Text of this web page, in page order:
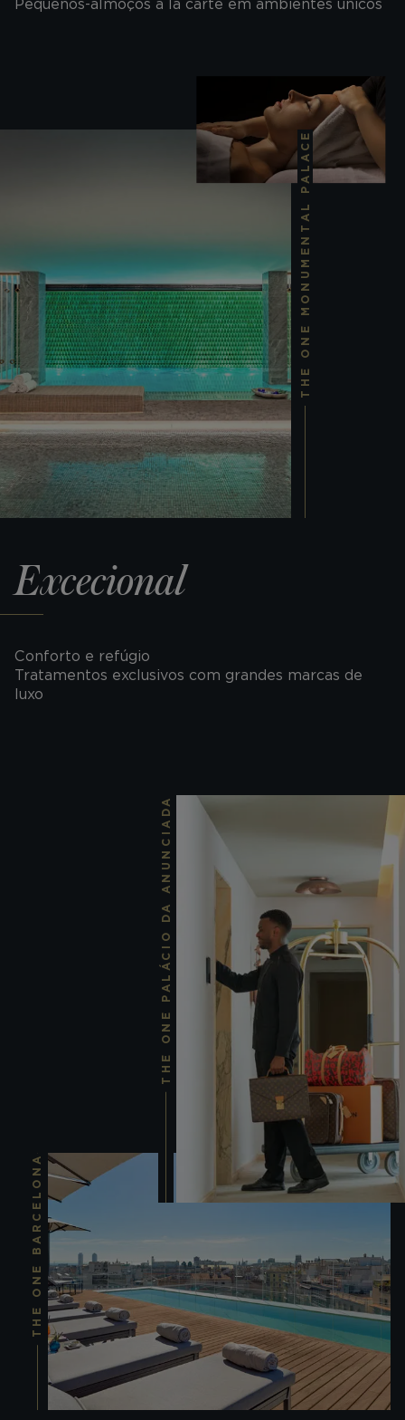
Pequenos-almoços à la carte em ambientes únicos
THE ONE MONUMENTAL PALACE
Excecional
Conforto e refúgio
Tratamentos exclusivos com grandes marcas de
luxo
THE ONE BARCELONA
THE ONE PALÁCIO DA ANUNCIADA